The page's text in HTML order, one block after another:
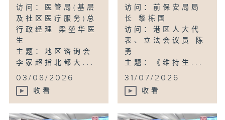
访问：医管局(基层
及社区医疗服务)总
行政经理 梁堃华医
生
主题：地区谘询会
李家超指北都大...
03/08/2026
收看
访问：前保安局局
长 黎栋国
访问：港区人大代
表、立法会议员 陈
勇
主题：《维持生...
31/07/2026
收看